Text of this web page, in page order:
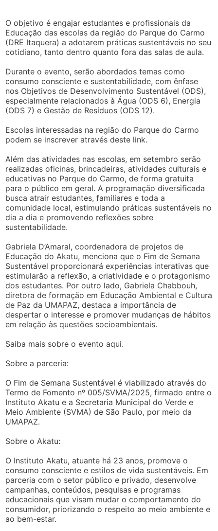
O objetivo é engajar estudantes e profissionais da
Educação das escolas da região do Parque do Carmo
(DRE Itaquera) a adotarem práticas sustentáveis no seu
cotidiano, tanto dentro quanto fora das salas de aula.
Durante o evento, serão abordados temas como
consumo consciente e sustentabilidade, com ênfase
nos Objetivos de Desenvolvimento Sustentável (ODS),
especialmente relacionados à Água (ODS 6), Energia
(ODS 7) e Gestão de Resíduos (ODS 12).
Escolas interessadas na região do Parque do Carmo
podem se inscrever através deste link.
Além das atividades nas escolas, em setembro serão
realizadas oficinas, brincadeiras, atividades culturais e
educativas no Parque do Carmo, de forma gratuita
para o público em geral. A programação diversificada
busca atrair estudantes, familiares e toda a
comunidade local, estimulando práticas sustentáveis no
dia a dia e promovendo reflexões sobre
sustentabilidade.
Gabriela D’Amaral, coordenadora de projetos de
Educação do Akatu, menciona que o Fim de Semana
Sustentável proporcionará experiências interativas que
estimularão a reflexão, a criatividade e o protagonismo
dos estudantes. Por outro lado, Gabriela Chabbouh,
diretora de formação em Educação Ambiental e Cultura
de Paz da UMAPAZ, destaca a importância de
despertar o interesse e promover mudanças de hábitos
em relação às questões socioambientais.
Saiba mais sobre o evento aqui.
Sobre a parceria:
O Fim de Semana Sustentável é viabilizado através do
Termo de Fomento nº 005/SVMA/2025, firmado entre o
Instituto Akatu e a Secretaria Municipal do Verde e
Meio Ambiente (SVMA) de São Paulo, por meio da
UMAPAZ.
Sobre o Akatu:
O Instituto Akatu, atuante há 23 anos, promove o
consumo consciente e estilos de vida sustentáveis. Em
parceria com o setor público e privado, desenvolve
campanhas, conteúdos, pesquisas e programas
educacionais que visam mudar o comportamento do
consumidor, priorizando o respeito ao meio ambiente e
ao bem-estar.